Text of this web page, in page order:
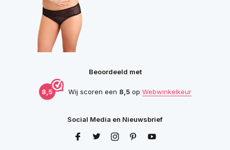
Beoordeeld met
8,5 Wij scoren een 8,5op Webwinkelkeur
Social Media en Nieuwsbrief